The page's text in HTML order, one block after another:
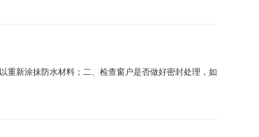
重新涂抹防水材料；二、检查窗户是否做好密封处理，如